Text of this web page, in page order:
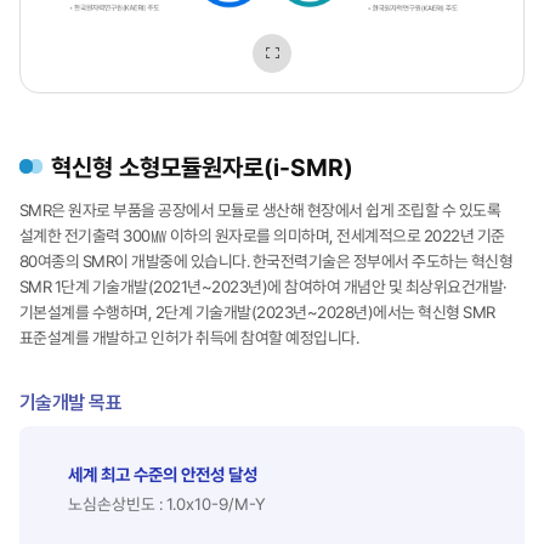
2020
일체형
개념설계
및
정부
기술개발사업
참여
SMART
1997
110MWe
일체형
한국원자력연구원
(KAERI)
주도
이미지
혁신형 소형모듈원자로(i-SMR)
SMR은 원자로 부품을 공장에서 모듈로 생산해 현장에서 쉽게 조립할 수 있도록
설계한 전기출력 300㎿ 이하의 원자로를 의미하며, 전세계적으로 2022년 기준
80여종의 SMR이 개발중에 있습니다. 한국전력기술은 정부에서 주도하는 혁신형
SMR 1단계 기술개발(2021년~2023년)에 참여하여 개념안 및 최상위요건개발·
기본설계를 수행하며, 2단계 기술개발(2023년~2028년)에서는 혁신형 SMR
표준설계를 개발하고 인허가 취득에 참여할 예정입니다.
기술개발 목표
세계 최고 수준의 안전성 달성
노심손상빈도 : 1.0x10-9/M-Y